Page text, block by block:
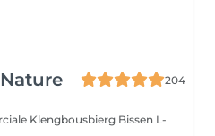
204
Klengbousbierg Bissen L-